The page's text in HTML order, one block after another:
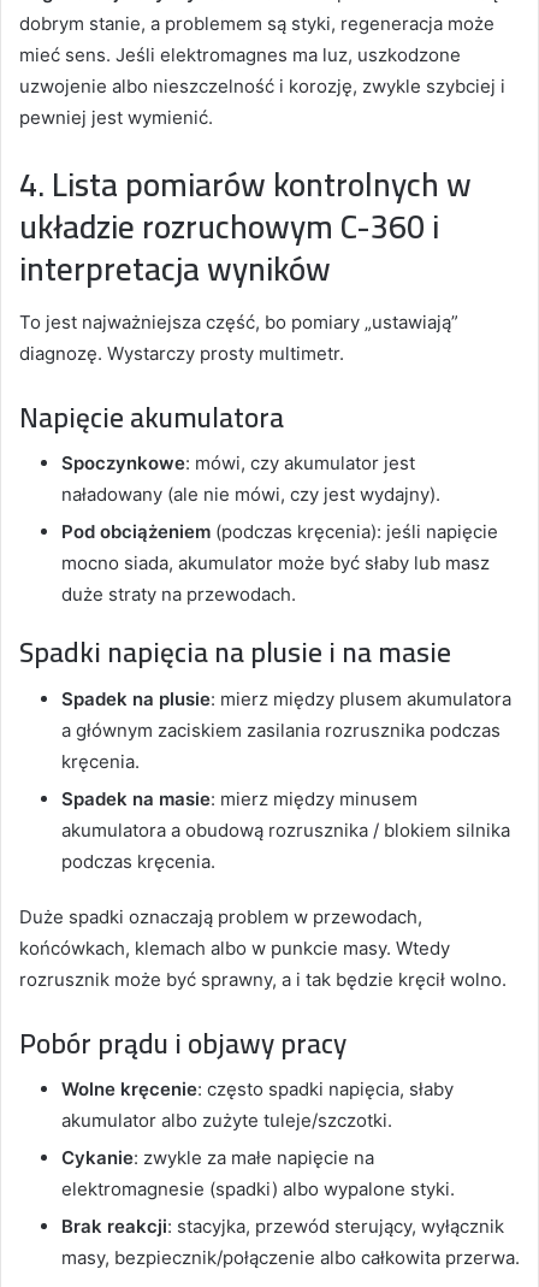
dobrym stanie, a problemem są styki, regeneracja może
mieć sens. Jeśli elektromagnes ma luz, uszkodzone
uzwojenie albo nieszczelność i korozję, zwykle szybciej i
pewniej jest wymienić.
4. Lista pomiarów kontrolnych w
układzie rozruchowym C-360 i
interpretacja wyników
To jest najważniejsza część, bo pomiary „ustawiają”
diagnozę. Wystarczy prosty multimetr.
Napięcie akumulatora
Spoczynkowe: mówi, czy akumulator jest
naładowany (ale nie mówi, czy jest wydajny).
Pod obciążeniem (podczas kręcenia): jeśli napięcie
mocno siada, akumulator może być słaby lub masz
duże straty na przewodach.
Spadki napięcia na plusie i na masie
Spadek na plusie: mierz między plusem akumulatora
a głównym zaciskiem zasilania rozrusznika podczas
kręcenia.
Spadek na masie: mierz między minusem
akumulatora a obudową rozrusznika / blokiem silnika
podczas kręcenia.
Duże spadki oznaczają problem w przewodach,
końcówkach, klemach albo w punkcie masy. Wtedy
rozrusznik może być sprawny, a i tak będzie kręcił wolno.
Pobór prądu i objawy pracy
Wolne kręcenie: często spadki napięcia, słaby
akumulator albo zużyte tuleje/szczotki.
Cykanie: zwykle za małe napięcie na
elektromagnesie (spadki) albo wypalone styki.
Brak reakcji: stacyjka, przewód sterujący, wyłącznik
masy, bezpiecznik/połączenie albo całkowita przerwa.